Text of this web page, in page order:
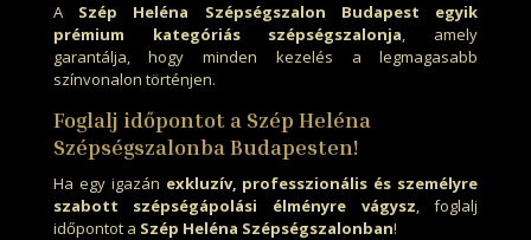
A Szép Heléna Szépségszalon Budapest egyik
prémium kategóriás szépségszalonja, amely
garantálja, hogy minden kezelés a legmagasabb
színvonalon történjen.
Foglalj időpontot a Szép Heléna
Szépségszalonba Budapesten!
Ha egy igazán exkluzív, professzionális és személyre
szabott szépségápolási élményre vágysz, foglalj
időpontot a Szép Heléna Szépségszalonban!